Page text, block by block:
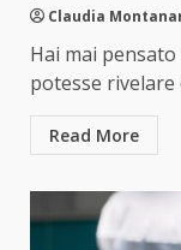
Claudia
Hai mai
potesse rivelare
Read More